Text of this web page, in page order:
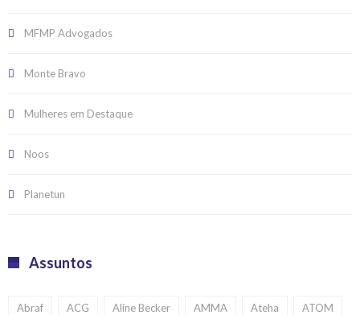
MFMP Advogados
Monte Bravo
Mulheres em Destaque
Noos
Planetun
Assuntos
Abraf ACG Aline Becker AMMA Ateha ATOM